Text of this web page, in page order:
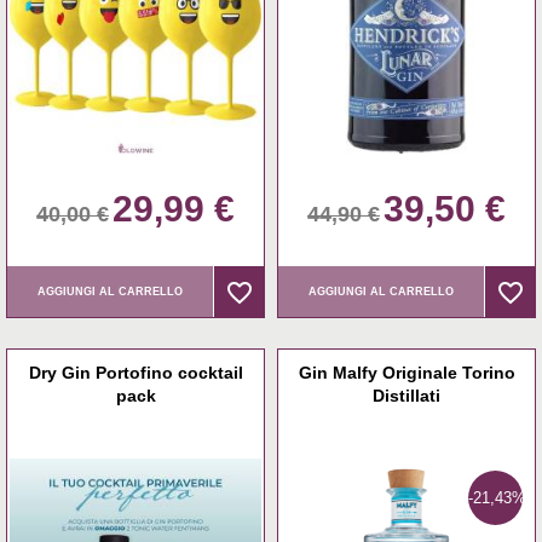
40,00 € 29,99 €
AGGIUNGI AL CARRELLO favorite_border
favorite_border
44,90 €39,50 €
AGGIUNGI AL CARRELLO favorite_border
favorite_border
Dry Gin Portofino cocktail
pack
Gin Malfy Originale Torino
Distillati
-21,43%